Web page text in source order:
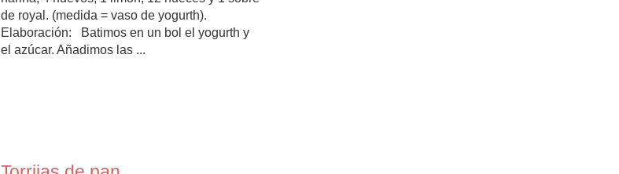
de royal. (medida = vaso de yogurth).
Elaboración: Batimos en un bol el yogurth y
el azúcar. Añadimos las ...